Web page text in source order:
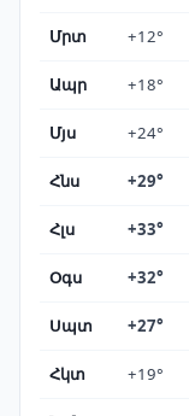
Մրտ +12°
Ապր +18°
Մյս +24°
Հնս +29°
Հլս +33°
Օգս +32°
Սպտ +27°
Հկտ +19°